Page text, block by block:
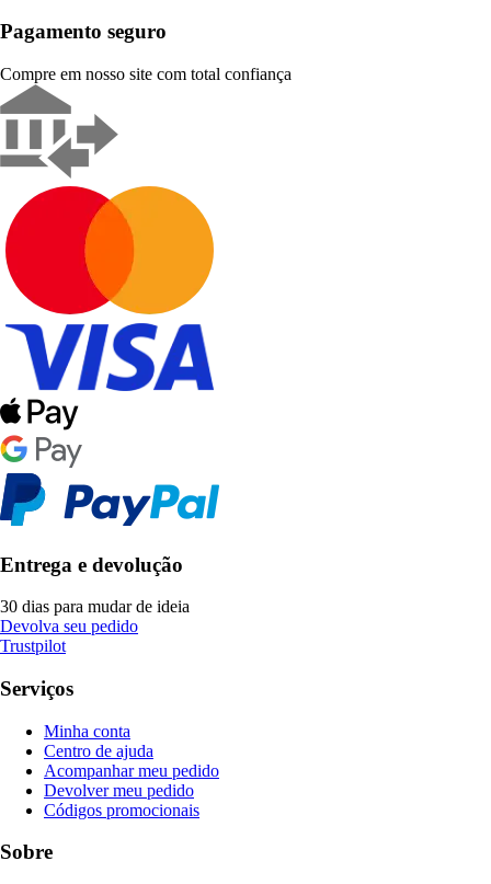
Pagamento seguro
Compre em nosso site com total confiança
Entrega e devolução
30 dias para mudar de ideia
Devolva seu pedido
Trustpilot
Serviços
Minha conta
Centro de ajuda
Acompanhar meu pedido
Devolver meu pedido
Códigos promocionais
Sobre